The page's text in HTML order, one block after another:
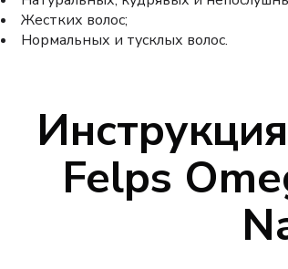
Жестких волос;
Нормальных и тусклых волос.
Felps